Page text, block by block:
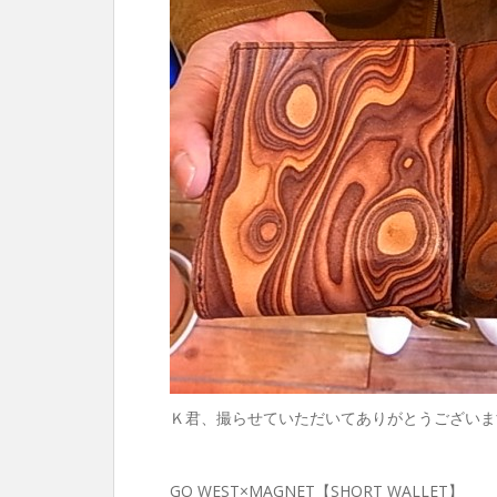
Ｋ君、撮らせていただいてありがとうござい
GO WEST×MAGNET【SHORT WALLET】